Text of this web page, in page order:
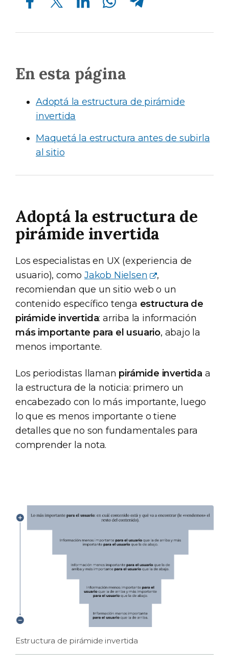
En esta página
Adoptá la estructura de pirámide
invertida
Maquetá la estructura antes de subirla
al sitio
Adoptá la estructura de
pirámide invertida
Los especialistas en UX (experiencia de
usuario), comoJakob Nielsen
,
recomiendan que un sitio web o un
contenido específico tenga estructura de
pirámide invertida: arriba la información
más importante para el usuario, abajo la
menos importante.
Los periodistas llaman pirámide invertida a
la estructura de la noticia: primero un
encabezado con lo más importante, luego
lo que es menos importante o tiene
detalles que no son fundamentales para
comprender la nota.
Estructura de pirámide invertida